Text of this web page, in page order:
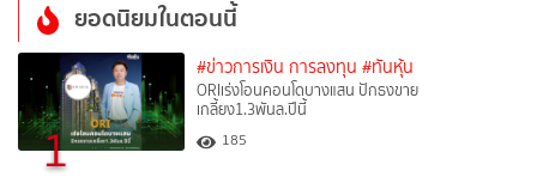
ยอดนิยมในตอนนี้
1
#ข่าวการเงิน การลงทุน #ทันหุ้น
ORIเร่งโอนคอนโดบางแสน ปักธงขาย
เกลี้ยง1.3พันล.ปีนี้
185